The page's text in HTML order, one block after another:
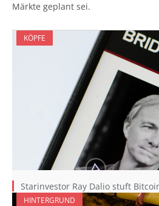
Märkte geplant sei.
KÖPFE
Starinvestor Ray Dalio stuft
HINTERGRUND